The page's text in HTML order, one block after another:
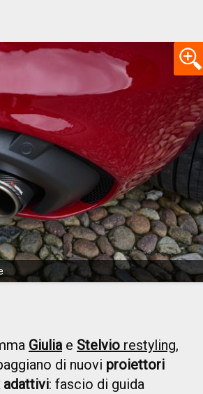
Giuliae Stelvio restyling,
di nuovi proiettori
adattivi: fascio di guida